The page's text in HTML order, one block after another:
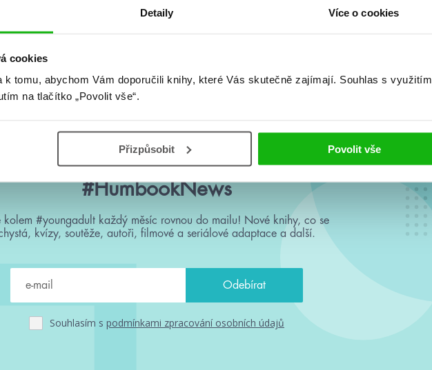
Detaily Více o cookies
cookies
k tomu, abychom Vám doporučili knihy, které Vás skutečně zajímají. Souhlas s využitím
na tlačítko „Povolit vše“.
Přizpůsobit Povolit vše
Žádné knihy nenalezeny.
#HumbookNews
kolem #youngadult každý měsíc rovnou do mailu! Nové knihy, co se
kvízy, soutěže, autoři, filmové a seriálové adaptace a další.
Souhlasím s podmínkami zpracování osobních údajů